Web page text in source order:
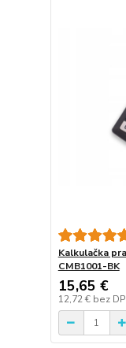
Kalkulačka
CMB1001-BK
15,65 €
12,72 € bez